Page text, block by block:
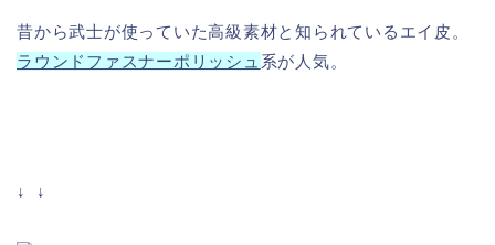
昔から武士が使っていた高級素材と知られているエイ皮。
ラウンドファスナーポリッシュ 系が人気。
↓ ↓